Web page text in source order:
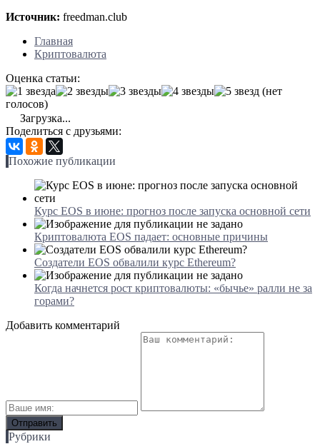
Источник: freedman.club
Главная
Криптовалюта
Оценка статьи:
(нет
голосов)
Загрузка...
Поделиться с друзьями:
Похожие публикации
Курс EOS в июне: прогноз после запуска основной сети
Криптовалюта EOS падает: основные причины
Создатели EOS обвалили курс Ethereum?
Когда начнется рост криптовалюты: «бычье» ралли не за
горами?
Добавить комментарий
Рубрики